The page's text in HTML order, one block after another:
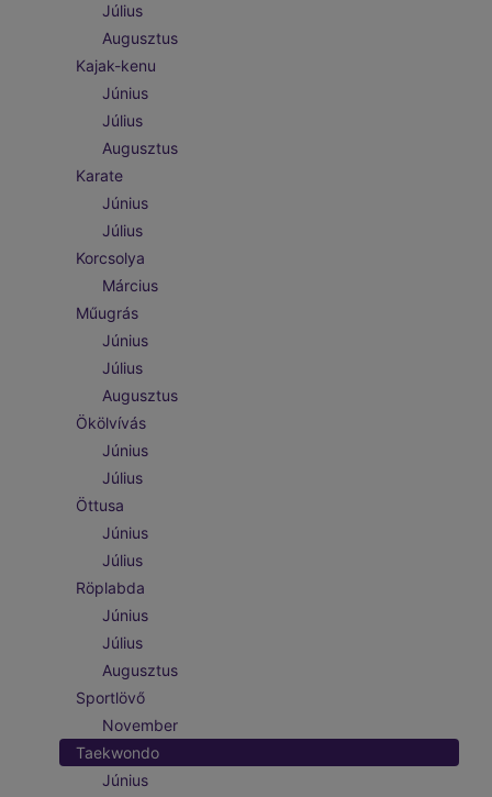
Július
Augusztus
Kajak-kenu
Június
Július
Augusztus
Karate
Június
Július
Korcsolya
Március
Műugrás
Június
Július
Augusztus
Ökölvívás
Június
Július
Öttusa
Június
Július
Röplabda
Június
Július
Augusztus
Sportlövő
November
Taekwondo
Június